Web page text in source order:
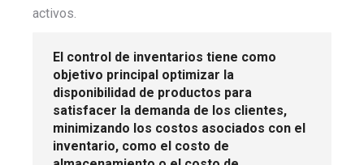
activos.
El control de inventarios tiene como
objetivo principal optimizar la
disponibilidad de productos para
satisfacer la demanda de los clientes,
minimizando los costos asociados con el
inventario, como el costo de